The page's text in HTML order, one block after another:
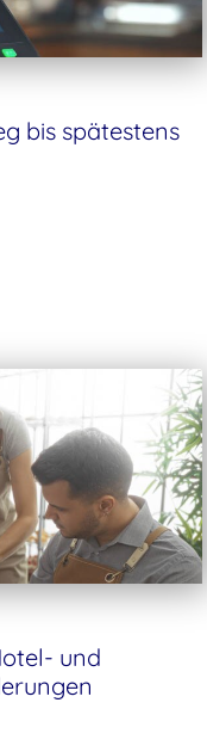
bis spätestens
und